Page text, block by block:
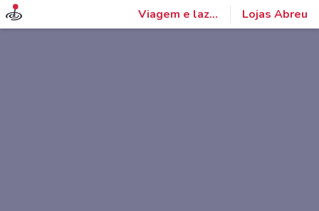
Viagem e lazer Lojas Abreu